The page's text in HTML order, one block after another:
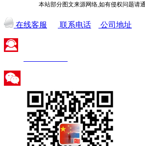
本站部分图文来源网络,如有侵权问题请
在线客服 联系电话 公司地址